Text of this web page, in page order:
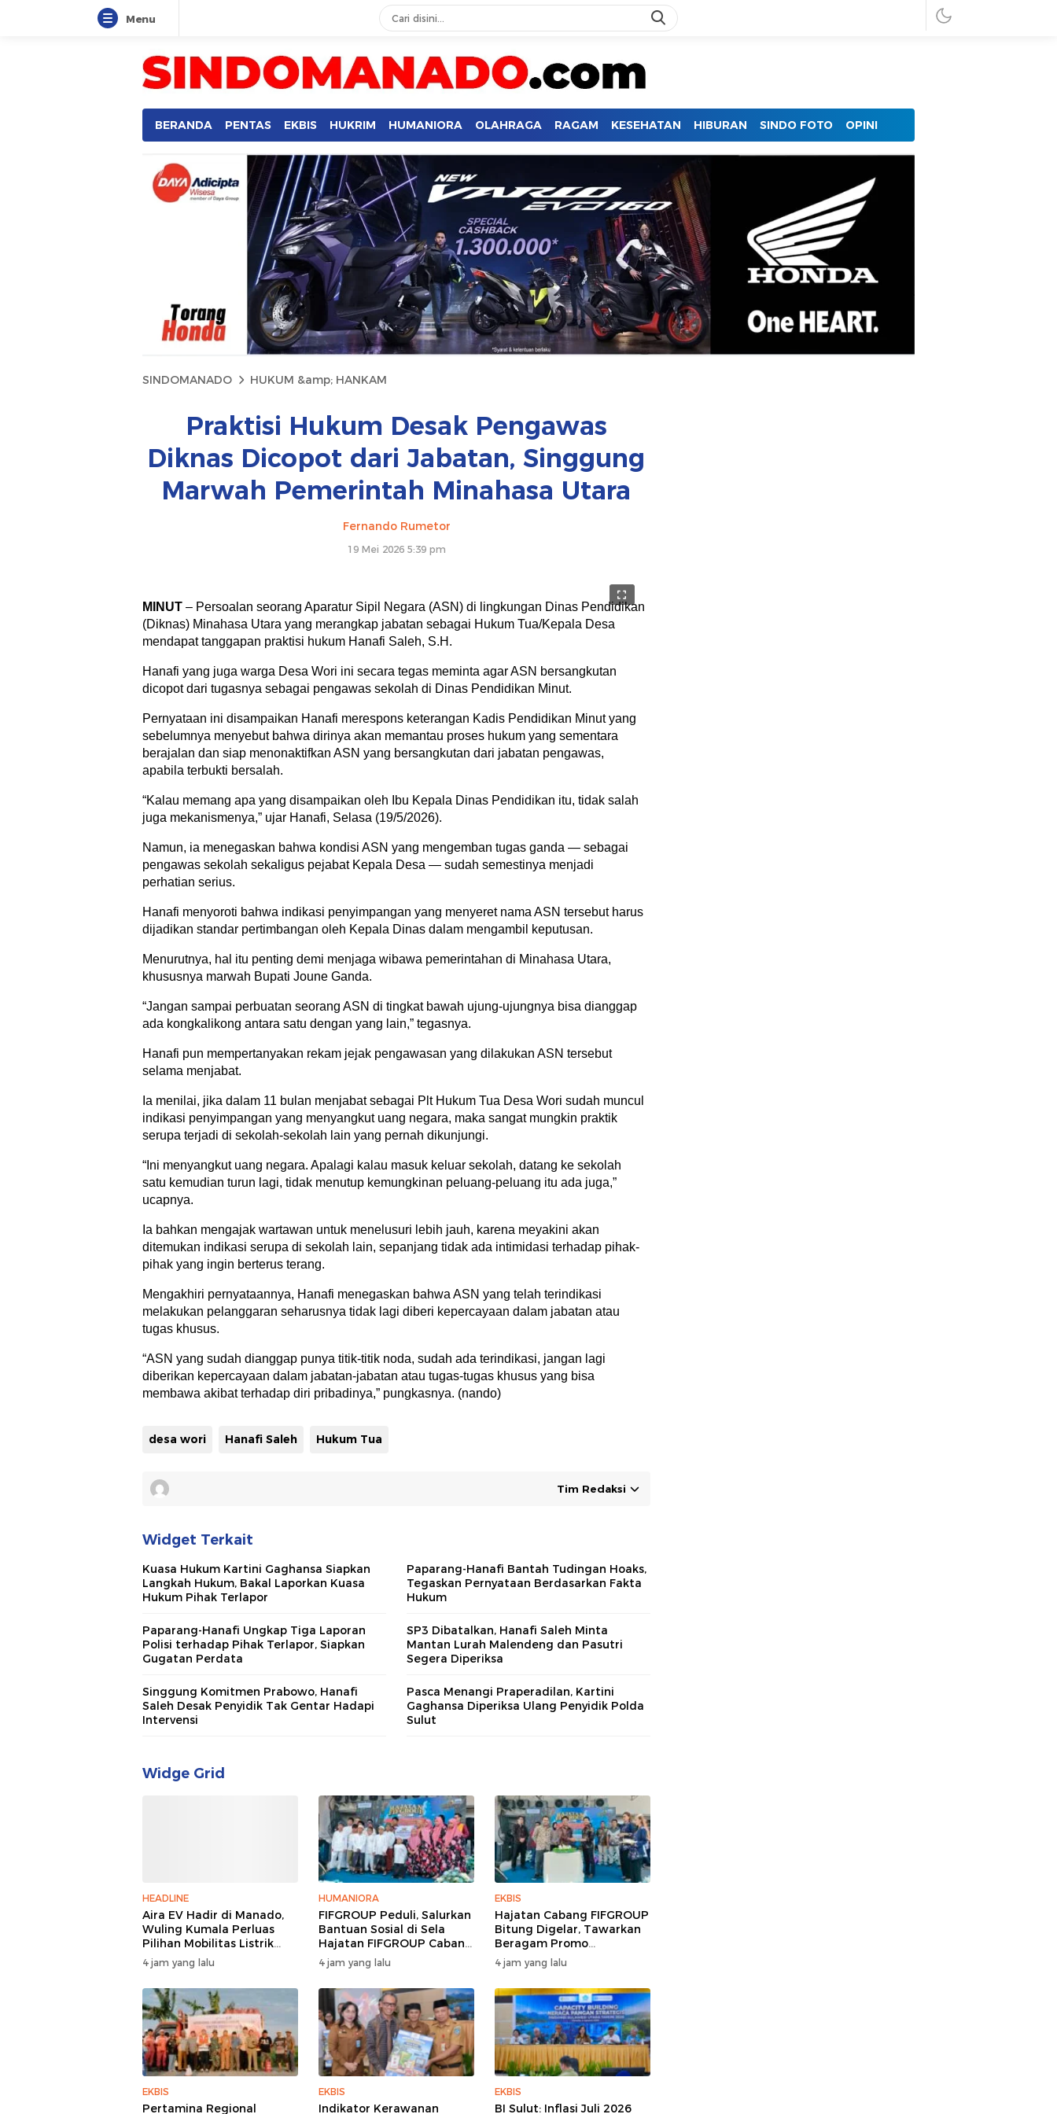
Menu
BERANDA PENTAS EKBIS HUKRIM HUMANIORA OLAHRAGA RAGAM KESEHATAN HIBURAN SINDO FOTO OPINI
SINDOMANADO HUKUM &amp; HANKAM
Praktisi Hukum Desak Pengawas
Diknas Dicopot dari Jabatan, Singgung
Marwah Pemerintah Minahasa Utara
Fernando Rumetor
19 Mei 2026 5:39 pm
MINUT – Persoalan seorang Aparatur Sipil Negara (ASN) di lingkungan Dinas Pendidikan
(Diknas) Minahasa Utara yang merangkap jabatan sebagai Hukum Tua/Kepala Desa
mendapat tanggapan praktisi hukum Hanafi Saleh, S.H.
Hanafi yang juga warga Desa Wori ini secara tegas meminta agar ASN bersangkutan
dicopot dari tugasnya sebagai pengawas sekolah di Dinas Pendidikan Minut.
Pernyataan ini disampaikan Hanafi merespons keterangan Kadis Pendidikan Minut yang
sebelumnya menyebut bahwa dirinya akan memantau proses hukum yang sementara
berajalan dan siap menonaktifkan ASN yang bersangkutan dari jabatan pengawas,
apabila terbukti bersalah.
“Kalau memang apa yang disampaikan oleh Ibu Kepala Dinas Pendidikan itu, tidak salah
juga mekanismenya,” ujar Hanafi, Selasa (19/5/2026).
Namun, ia menegaskan bahwa kondisi ASN yang mengemban tugas ganda — sebagai
pengawas sekolah sekaligus pejabat Kepala Desa — sudah semestinya menjadi
perhatian serius.
Hanafi menyoroti bahwa indikasi penyimpangan yang menyeret nama ASN tersebut harus
dijadikan standar pertimbangan oleh Kepala Dinas dalam mengambil keputusan.
Menurutnya, hal itu penting demi menjaga wibawa pemerintahan di Minahasa Utara,
khususnya marwah Bupati Joune Ganda.
“Jangan sampai perbuatan seorang ASN di tingkat bawah ujung-ujungnya bisa dianggap
ada kongkalikong antara satu dengan yang lain,” tegasnya.
Hanafi pun mempertanyakan rekam jejak pengawasan yang dilakukan ASN tersebut
selama menjabat.
Ia menilai, jika dalam 11 bulan menjabat sebagai Plt Hukum Tua Desa Wori sudah muncul
indikasi penyimpangan yang menyangkut uang negara, maka sangat mungkin praktik
serupa terjadi di sekolah-sekolah lain yang pernah dikunjungi.
“Ini menyangkut uang negara. Apalagi kalau masuk keluar sekolah, datang ke sekolah
satu kemudian turun lagi, tidak menutup kemungkinan peluang-peluang itu ada juga,”
ucapnya.
Ia bahkan mengajak wartawan untuk menelusuri lebih jauh, karena meyakini akan
ditemukan indikasi serupa di sekolah lain, sepanjang tidak ada intimidasi terhadap pihak-
pihak yang ingin berterus terang.
Mengakhiri pernyataannya, Hanafi menegaskan bahwa ASN yang telah terindikasi
melakukan pelanggaran seharusnya tidak lagi diberi kepercayaan dalam jabatan atau
tugas khusus.
“ASN yang sudah dianggap punya titik-titik noda, sudah ada terindikasi, jangan lagi
diberikan kepercayaan dalam jabatan-jabatan atau tugas-tugas khusus yang bisa
membawa akibat terhadap diri pribadinya,” pungkasnya. (nando)
desa wori Hanafi Saleh Hukum Tua
Tim Redaksi
Widget Terkait
Kuasa Hukum Kartini Gaghansa Siapkan
Langkah Hukum, Bakal Laporkan Kuasa
Hukum Pihak Terlapor
Paparang-Hanafi Bantah Tudingan Hoaks,
Tegaskan Pernyataan Berdasarkan Fakta
Hukum
Paparang-Hanafi Ungkap Tiga Laporan
Polisi terhadap Pihak Terlapor, Siapkan
Gugatan Perdata
SP3 Dibatalkan, Hanafi Saleh Minta
Mantan Lurah Malendeng dan Pasutri
Segera Diperiksa
Singgung Komitmen Prabowo, Hanafi
Saleh Desak Penyidik Tak Gentar Hadapi
Intervensi
Pasca Menangi Praperadilan, Kartini
Gaghansa Diperiksa Ulang Penyidik Polda
Sulut
Widge Grid
HEADLINE
Aira EV Hadir di Manado,
Wuling Kumala Perluas
Pilihan Mobilitas Listrik
untuk Masyarakat Sulawesi
Utara
4 jam yang lalu
HUMANIORA
FIFGROUP Peduli, Salurkan
Bantuan Sosial di Sela
Hajatan FIFGROUP Cabang
Bitung
4 jam yang lalu
EKBIS
Hajatan Cabang FIFGROUP
Bitung Digelar, Tawarkan
Beragam Promo
Pembiayaan untuk Warga
4 jam yang lalu
EKBIS
Pertamina Regional
EKBIS
Indikator Kerawanan
EKBIS
BI Sulut: Inflasi Juli 2026